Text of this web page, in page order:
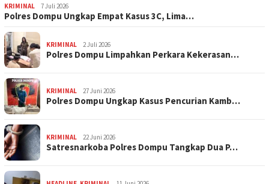
KRIMINAL 7 Juli 2026
Polres Dompu Ungkap Empat Kasus 3C, Lima…
KRIMINAL 2 Juli 2026
Polres Dompu Limpahkan Perkara Kekerasan…
KRIMINAL 27 Juni 2026
Polres Dompu Ungkap Kasus Pencurian Kamb…
KRIMINAL 22 Juni 2026
Satresnarkoba Polres Dompu Tangkap Dua P…